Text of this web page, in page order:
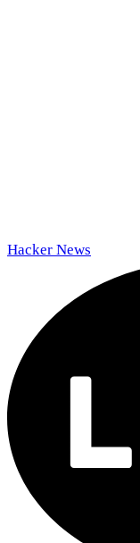
Hacker News